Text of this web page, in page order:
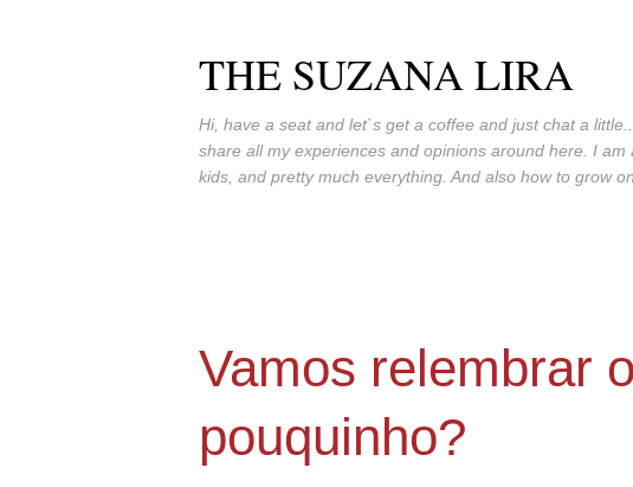
THE SUZANA LIRA
Hi, have a seat and let`s get a coffee and just chat a
share all my experiences and opinions around here. I
kids, and pretty much everything. And also how to grow
Vamos relembrar
pouquinho?